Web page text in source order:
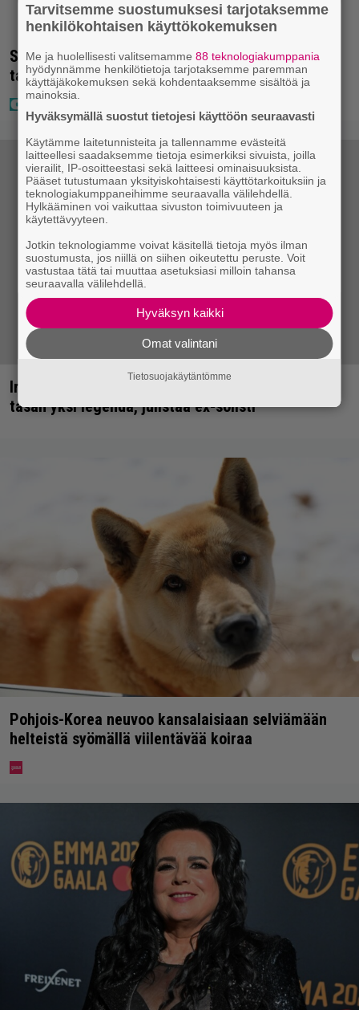
Seiska: Laulaja Frederik lyttäsi Eput – johan oli
taas kielen käyttöä
Iron Maidenin keulilla on laulanut tähän mennessä
tasan yksi legenda, julistaa ex-solisti
Pohjois-Korea neuvoo kansalaisiaan selviämään
helteistä syömällä viilentävää koiraa
Tarvitsemme suostumuksesi tarjotaksemme
henkilökohtaisen käyttökokemuksen
Me ja huolellisesti valitsemamme88 teknologiakumppania
hyödynnämme henkilötietoja tarjotaksemme paremman
käyttäjäkokemuksen sekä kohdentaaksemme sisältöä ja
mainoksia.
Hyväksymällä suostut tietojesi käyttöön seuraavasti
Käytämme laitetunnisteita ja tallennamme evästeitä
laitteellesi saadaksemme tietoja esimerkiksi sivuista, joilla
vierailit, IP-osoitteestasi sekä laitteesi ominaisuuksista.
Pääset tutustumaan yksityiskohtaisesti käyttötarkoituksiin ja
teknologiakumppaneihimme seuraavalla välilehdellä.
Hylkääminen voi vaikuttaa sivuston toimivuuteen ja
käytettävyyteen.
Jotkin teknologiamme voivat käsitellä tietoja myös ilman
suostumusta, jos niillä on siihen oikeutettu peruste. Voit
vastustaa tätä tai muuttaa asetuksiasi milloin tahansa
seuraavalla välilehdellä.
Hyväksyn kaikki
Omat valintani
Tietosuojakäytäntömme